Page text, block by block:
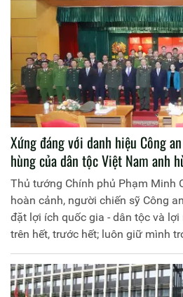
Xứng đáng với danh hiệu Công
hùng của dân tộc Việt Nam anh
Thủ tướng Chính phủ Phạm Minh
hoàn cảnh, người chiến sỹ Công
đặt lợi ích quốc gia - dân tộc và lợi
trên hết, trước hết; luôn giữ mình
xứng danh là “thanh bảo kiếm”
vững chắc của Đảng, Nhà nước
sắc, lá chắn phải vững, cái tâm